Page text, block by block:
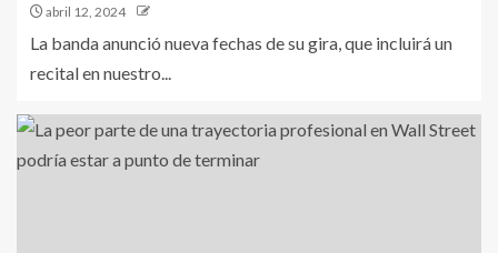
abril 12, 2024
La banda anunció nueva fechas de su gira, que incluirá un
recital en nuestro...